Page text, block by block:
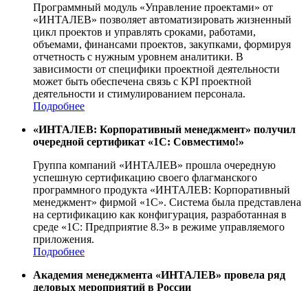
Программный модуль «Управление проектами» от
«ИНТАЛЕВ» позволяет автоматизировать жизненный
цикл проектов и управлять сроками, работами,
объемами, финансами проектов, закупками, формируя
отчетность с нужным уровнем аналитики. В
зависимости от специфики проектной деятельности
может быть обеспечена связь с KPI проектной
деятельности и стимулированием персонала.
Подробнее
«ИНТАЛЕВ: Корпоративный менеджмент» получил
очередной сертификат «1С: Совместимо!»
Группа компаний «ИНТАЛЕВ» прошла очередную
успешную сертификацию своего флагманского
программного продукта «ИНТАЛЕВ: Корпоративный
менеджмент» фирмой «1С». Система была представлена
на сертификацию как конфигурация, разработанная в
среде «1С: Предприятие 8.3» в режиме управляемого
приложения.
Подробнее
Академия менеджмента «ИНТАЛЕВ» провела ряд
деловых мероприятий в России